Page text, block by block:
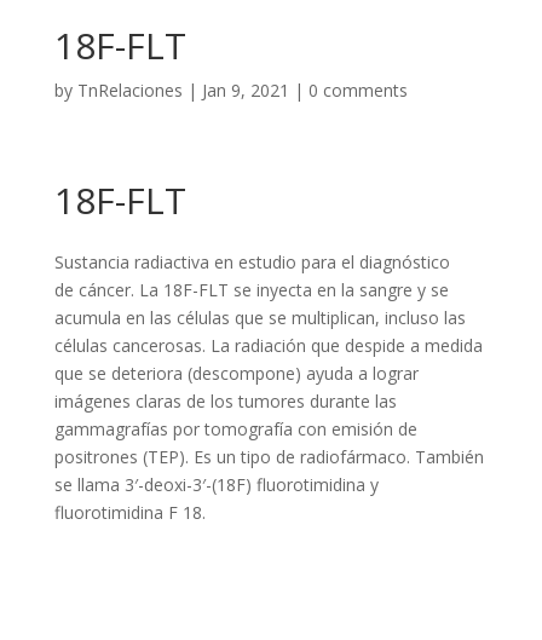
18F-FLT
by TnRelaciones | Jan 9, 2021 | 0 comments
18F-FLT
Sustancia radiactiva en estudio para el diagnóstico
de cáncer. La 18F-FLT se inyecta en la sangre y se
acumula en las células que se multiplican, incluso las
células cancerosas. La radiación que despide a medida
que se deteriora (descompone) ayuda a lograr
imágenes claras de los tumores durante las
gammagrafías por tomografía con emisión de
positrones (TEP). Es un tipo de radiofármaco. También
se llama 3′-deoxi-3′-(18F) fluorotimidina y
fluorotimidina F 18.